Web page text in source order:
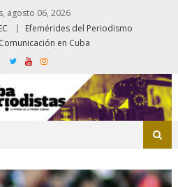
agosto 06, 2026
Efemérides del Periodismo
en Cuba